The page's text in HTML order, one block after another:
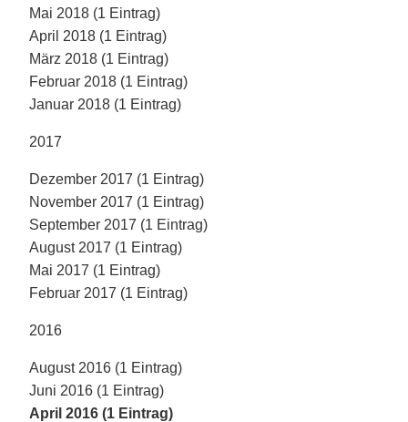
Mai 2018 (1 Eintrag)
April 2018 (1 Eintrag)
März 2018 (1 Eintrag)
Februar 2018 (1 Eintrag)
Januar 2018 (1 Eintrag)
2017
Dezember 2017 (1 Eintrag)
November 2017 (1 Eintrag)
September 2017 (1 Eintrag)
August 2017 (1 Eintrag)
Mai 2017 (1 Eintrag)
Februar 2017 (1 Eintrag)
2016
August 2016 (1 Eintrag)
Juni 2016 (1 Eintrag)
April 2016 (1 Eintrag)